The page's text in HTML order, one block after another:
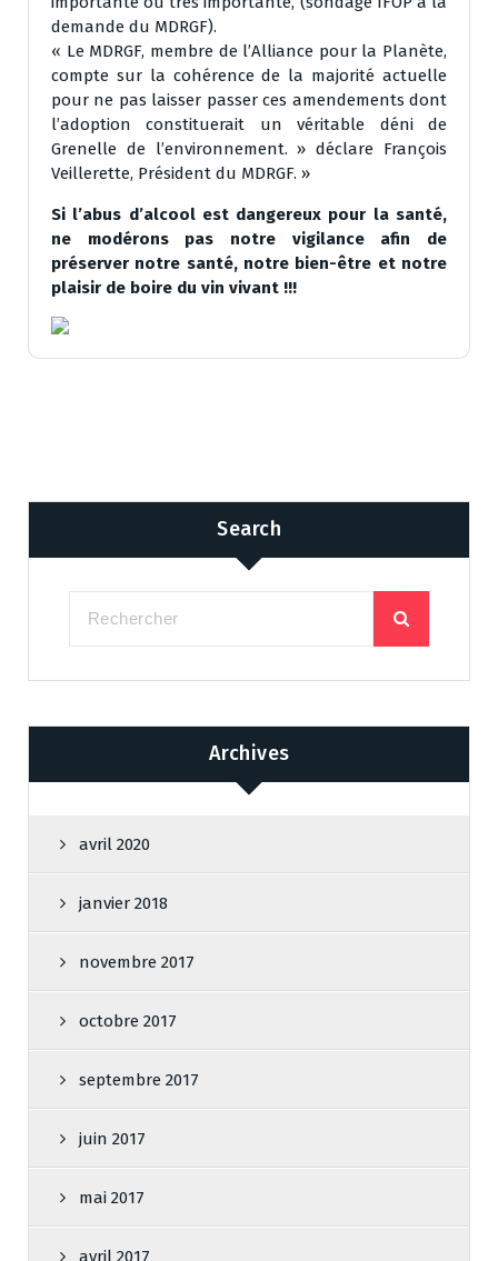
demande du MDRGF).
« Le MDRGF, membre de l’Alliance pour la Planète,
compte sur la cohérence de la majorité actuelle
pour ne pas laisser passer ces amendements dont
l’adoption constituerait un véritable déni de
Grenelle de l’environnement. » déclare François
Veillerette, Président du MDRGF. »
Si l’abus d’alcool est dangereux pour la santé,
ne modérons pas notre vigilance afin de
préserver notre santé, notre bien-être et notre
plaisir de boire du vin vivant !!!
Search
Archives
avril 2020
janvier 2018
novembre 2017
octobre 2017
septembre 2017
juin 2017
mai 2017
avril 2017